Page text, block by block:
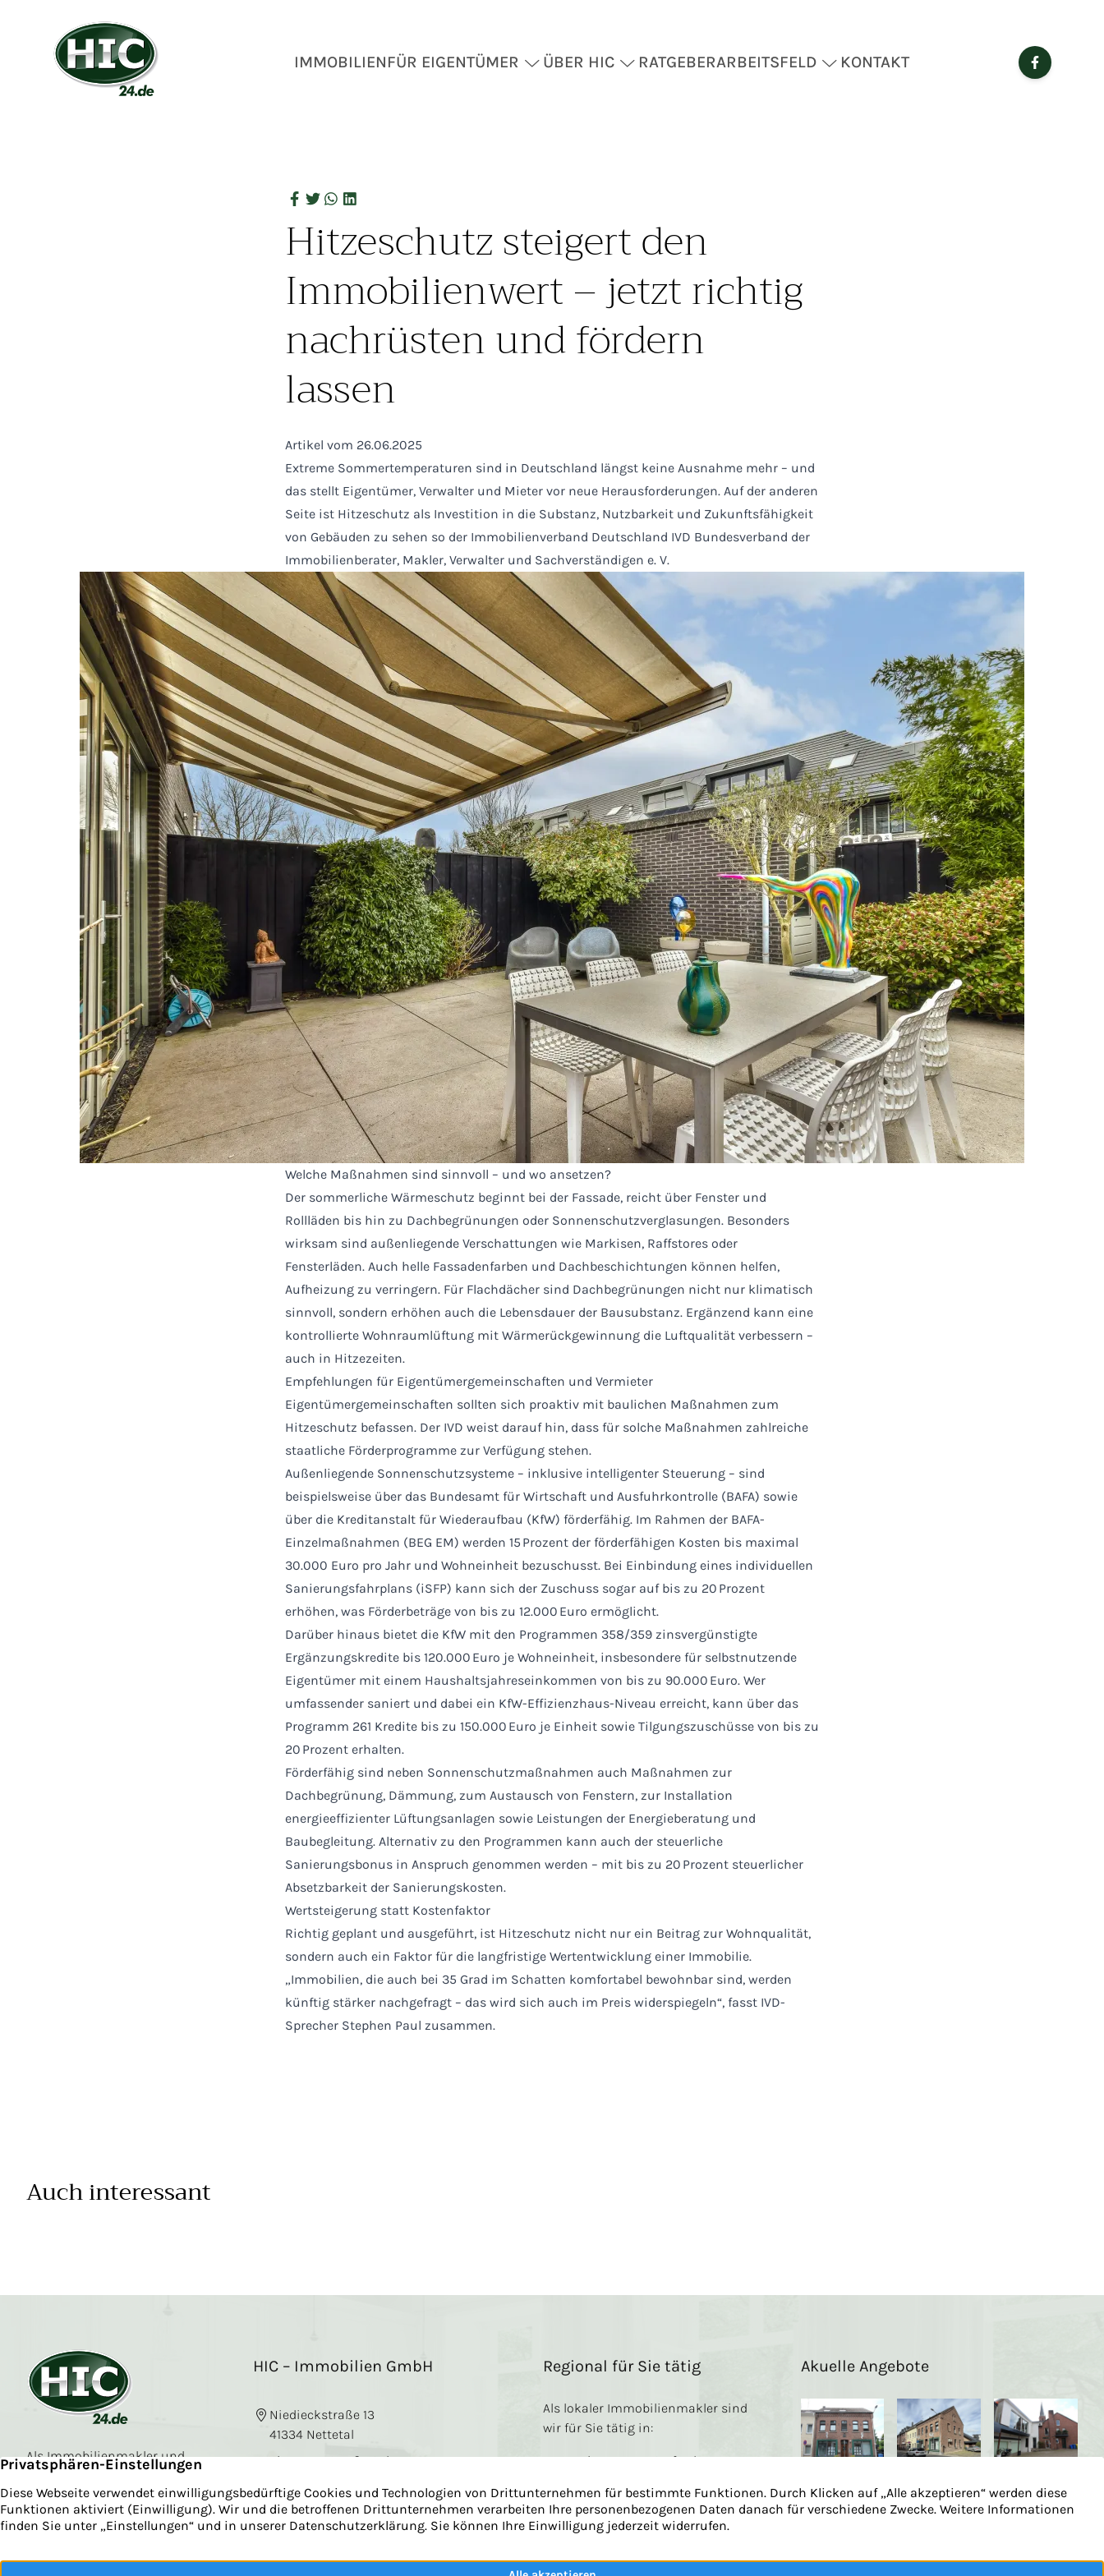
IMMOBILIENFÜR EIGENTÜMER ÜBER HIC RATGEBERARBEITSFELD KONTAKT
Hitzeschutz steigert den
Immobilienwert – jetzt richtig
nachrüsten und fördern
lassen
Artikel vom 26.06.2025
Extreme Sommertemperaturen sind in Deutschland längst keine Ausnahme mehr – und
das stellt Eigentümer, Verwalter und Mieter vor neue Herausforderungen. Auf der anderen
Seite ist Hitzeschutz als Investition in die Substanz, Nutzbarkeit und Zukunftsfähigkeit
von Gebäuden zu sehen so der Immobilienverband Deutschland IVD Bundesverband der
Immobilienberater, Makler, Verwalter und Sachverständigen e. V.
Welche Maßnahmen sind sinnvoll – und wo ansetzen?
Der sommerliche Wärmeschutz beginnt bei der Fassade, reicht über Fenster und
Rollläden bis hin zu Dachbegrünungen oder Sonnenschutzverglasungen. Besonders
wirksam sind außenliegende Verschattungen wie Markisen, Raffstores oder
Fensterläden. Auch helle Fassadenfarben und Dachbeschichtungen können helfen,
Aufheizung zu verringern. Für Flachdächer sind Dachbegrünungen nicht nur klimatisch
sinnvoll, sondern erhöhen auch die Lebensdauer der Bausubstanz. Ergänzend kann eine
kontrollierte Wohnraumlüftung mit Wärmerückgewinnung die Luftqualität verbessern –
auch in Hitzezeiten.
Empfehlungen für Eigentümergemeinschaften und Vermieter
Eigentümergemeinschaften sollten sich proaktiv mit baulichen Maßnahmen zum
Hitzeschutz befassen. Der IVD weist darauf hin, dass für solche Maßnahmen zahlreiche
staatliche Förderprogramme zur Verfügung stehen.
Außenliegende Sonnenschutzsysteme – inklusive intelligenter Steuerung – sind
beispielsweise über das Bundesamt für Wirtschaft und Ausfuhrkontrolle (BAFA) sowie
über die Kreditanstalt für Wiederaufbau (KfW) förderfähig. Im Rahmen der BAFA-
Einzelmaßnahmen (BEG EM) werden 15 Prozent der förderfähigen Kosten bis maximal
30.000 Euro pro Jahr und Wohneinheit bezuschusst. Bei Einbindung eines individuellen
Sanierungsfahrplans (iSFP) kann sich der Zuschuss sogar auf bis zu 20 Prozent
erhöhen, was Förderbeträge von bis zu 12.000 Euro ermöglicht.
Darüber hinaus bietet die KfW mit den Programmen 358/359 zinsvergünstigte
Ergänzungskredite bis 120.000 Euro je Wohneinheit, insbesondere für selbstnutzende
Eigentümer mit einem Haushaltsjahreseinkommen von bis zu 90.000 Euro. Wer
umfassender saniert und dabei ein KfW-Effizienzhaus-Niveau erreicht, kann über das
Programm 261 Kredite bis zu 150.000 Euro je Einheit sowie Tilgungszuschüsse von bis zu
20 Prozent erhalten.
Förderfähig sind neben Sonnenschutzmaßnahmen auch Maßnahmen zur
Dachbegrünung, Dämmung, zum Austausch von Fenstern, zur Installation
energieeffizienter Lüftungsanlagen sowie Leistungen der Energieberatung und
Baubegleitung. Alternativ zu den Programmen kann auch der steuerliche
Sanierungsbonus in Anspruch genommen werden – mit bis zu 20 Prozent steuerlicher
Absetzbarkeit der Sanierungskosten.
Wertsteigerung statt Kostenfaktor
Richtig geplant und ausgeführt, ist Hitzeschutz nicht nur ein Beitrag zur Wohnqualität,
sondern auch ein Faktor für die langfristige Wertentwicklung einer Immobilie.
„Immobilien, die auch bei 35 Grad im Schatten komfortabel bewohnbar sind, werden
künftig stärker nachgefragt – das wird sich auch im Preis widerspiegeln“, fasst IVD-
Sprecher Stephen Paul zusammen.
Auch interessant
Als Immobilienmakler und
Sachverständiger sind wir auf
die Immobilienvermarktung
in Nettetal und dem Kreis
Viersen spezialisiert.
HIC – Immobilien GmbH
Niedieckstraße 13
41334 Nettetal
Viersener Straße 95b
+49 2153 91 05 406
Regional für Sie tätig
Als lokaler Immobilienmakler sind
wir für Sie tätig in:
Nettetal
Viersen
Dülken
Grefrath
Brüggen
Niederkrüchten
Umgebung
Akuelle Angebote